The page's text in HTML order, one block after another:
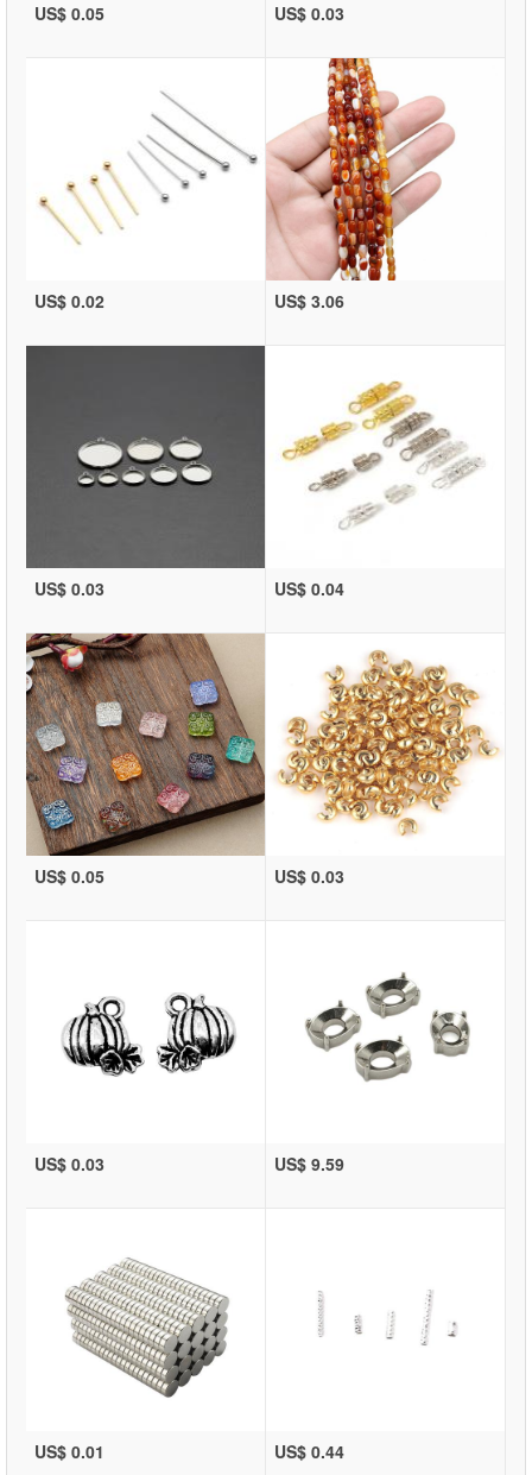
US$ 0.05 US$ 0.03
US$ 0.02 US$ 3.06
US$ 0.03 US$ 0.04
US$ 0.05 US$ 0.03
US$ 0.03 US$ 9.59
US$ 0.01 US$ 0.44